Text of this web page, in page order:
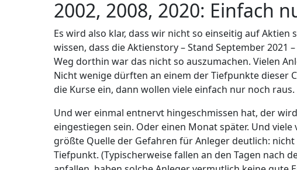
2002, 2008, 2020: Einfach
Es wird also klar, dass wir nicht so einseitig auf
wissen, dass die Aktienstory – Stand September 2021
Weg dorthin war das nicht so auszumachen. Vielen
Nicht wenige dürften an einem der Tiefpunkte dieser
die Kurse ein, dann wollen viele einfach nur noch raus.
Und wer einmal entnervt hingeschmissen hat, der
eingestiegen sein. Oder einen Monat später. Und
größte Quelle der Gefahren für Anleger deutlich:
Tiefpunkt. (Typischerweise fallen an den Tagen nach